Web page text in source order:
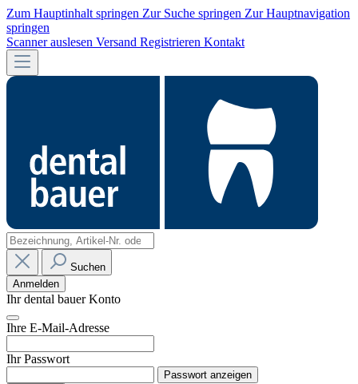
Zum Hauptinhalt springen Zur Suche springen Zur Hauptnavigation
springen
Scanner auslesen Versand Registrieren Kontakt
Suchen
Anmelden
Ihr dental bauer Konto
Ihre E-Mail-Adresse
Ihr Passwort
Passwort anzeigen